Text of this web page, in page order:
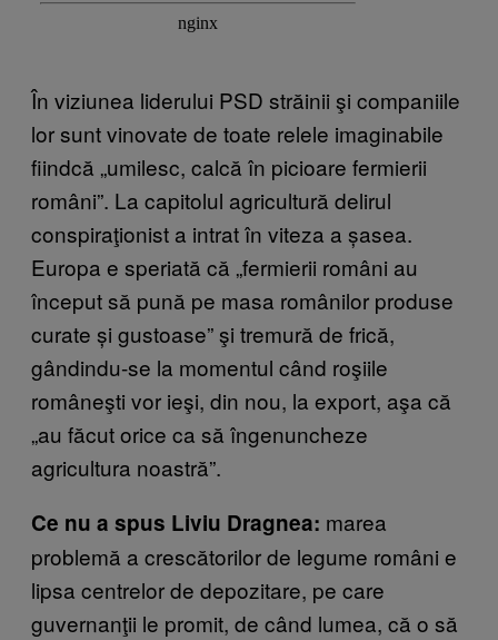
În viziunea liderului PSD străinii şi companiile
lor sunt vinovate de toate relele imaginabile
fiindcă „umilesc, calcă în picioare fermierii
români”. La capitolul agricultură delirul
conspiraţionist a intrat în viteza a șasea.
Europa e speriată că „fermierii români au
început să pună pe masa românilor produse
curate și gustoase” şi tremură de frică,
gândindu-se la momentul când roşiile
româneşti vor ieşi, din nou, la export, aşa că
„au făcut orice ca să îngenuncheze
agricultura noastră”.
Ce nu a spus Liviu Dragnea: marea
problemă a crescătorilor de legume români e
lipsa centrelor de depozitare, pe care
guvernanţii le promit, de când lumea, că o să